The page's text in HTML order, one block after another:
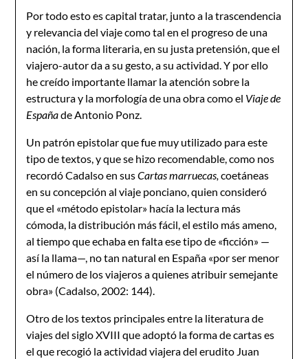
Por todo esto es capital tratar, junto a la trascendencia
y relevancia del viaje como tal en el progreso de una
nación, la forma literaria, en su justa pretensión, que el
viajero-autor da a su gesto, a su actividad. Y por ello
he creído importante llamar la atención sobre la
estructura y la morfología de una obra como el Viaje de
Españade Antonio Ponz.
Un patrón epistolar que fue muy utilizado para este
tipo de textos, y que se hizo recomendable, como nos
recordó Cadalso en susCartas marruecas,coetáneas
en su concepción al viaje ponciano, quien consideró
que el «método epistolar» hacía la lectura más
cómoda, la distribución más fácil, el estilo más ameno,
al tiempo que echaba en falta ese tipo de «ficción» —
así la llama—, no tan natural en España «por ser menor
el número de los viajeros a quienes atribuir semejante
obra» (Cadalso, 2002: 144).
Otro de los textos principales entre la literatura de
viajes del siglo XVIII que adoptó la forma de cartas es
el que recogió la actividad viajera del erudito Juan